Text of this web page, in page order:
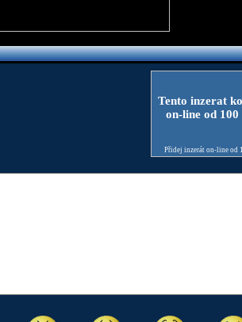
Tento inzerat
on-line od 100
Přidej inzerát on-line od